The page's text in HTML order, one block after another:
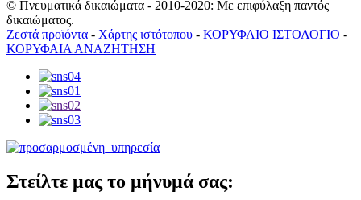
© Πνευματικά δικαιώματα - 2010-2020: Με επιφύλαξη παντός
δικαιώματος.
Ζεστά προϊόντα - Χάρτης ιστότοπου - ΚΟΡΥΦΑΙΟ ΙΣΤΟΛΟΓΙΟ -
ΚΟΡΥΦΑΙΑ ΑΝΑΖΗΤΗΣΗ
Στείλτε μας το μήνυμά σας: